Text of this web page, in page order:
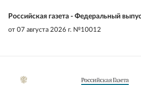
Российская газета - Федеральный
от 07 августа 2026 г. №10012